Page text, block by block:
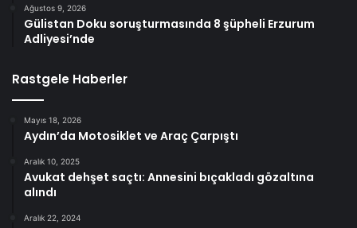
Ağustos 9, 2026
Gülistan Doku soruşturmasında 8 şüpheli Erzurum
Adliyesi’nde
Rastgele Haberler
Mayıs 18, 2026
Aydın’da Motosiklet ve Araç Çarpıştı
Aralık 10, 2025
Avukat dehşet saçtı: Annesini bıçakladı gözaltına
alındı
Aralık 22, 2024